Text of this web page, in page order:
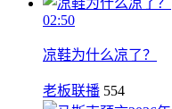
02:50
凉鞋为什么凉了？
老板联播 554